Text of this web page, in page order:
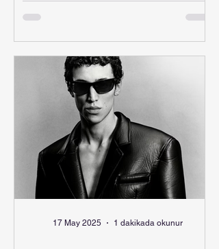
17 May 2025 1 dakikada okunur